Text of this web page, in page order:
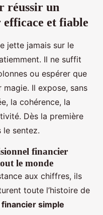
réussir un
et fiable
jette jamais sur le
Il ne suffit
ou espérer que
Il expose, sans
la cohérence, la
Dès la première
le sentez.
financier
le monde
aux chiffres, ils
toute l’histoire de
simple